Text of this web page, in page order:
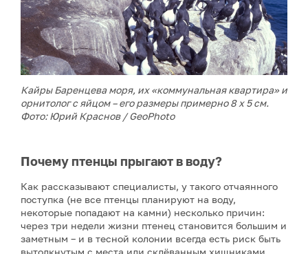
Кайры Баренцева моря, их «коммунальная квартира» и
орнитолог с яйцом – его размеры примерно 8 х 5 см.
Фото: Юрий Краснов / GeoPhoto
Почему птенцы прыгают в воду?
Как рассказывают специалисты, у такого отчаянного
поступка (не все птенцы планируют на воду,
некоторые попадают на камни) несколько причин:
через три недели жизни птенец становится большим и
заметным – и в тесной колонии всегда есть риск быть
вытолкнутым с места или склёванным хищниками,